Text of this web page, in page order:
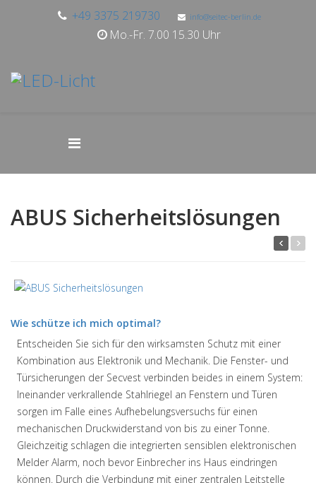
+49 3375 219730 info@seitec-berlin.de
Mo.-Fr. 7.00 15.30 Uhr
ABUS Sicherheitslösungen
Wie schütze ich mich optimal?
Entscheiden Sie sich für den wirksamsten Schutz mit einer
Kombination aus Elektronik und Mechanik. Die Fenster- und
Türsicherungen der Secvest verbinden beides in einem System:
Ineinander verkrallende Stahlriegel an Fenstern und Türen
sorgen im Falle eines Aufhebelungsversuchs für einen
mechanischen Druckwiderstand von bis zu einer Tonne.
Gleichzeitig schlagen die integrierten sensiblen elektronischen
Melder Alarm, noch bevor Einbrecher ins Haus eindringen
können. Durch die Verbindung mit einer zentralen Leitstelle